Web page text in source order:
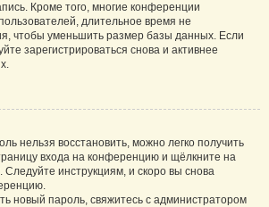
Кроме того, многие конференции
длительное время не
чтобы уменьшить размер базы данных. Если
зарегистрироваться снова и активнее
нельзя восстановить, можно легко получить
входа на конференцию и щёлкните на
. Следуйте инструкциям, и скоро вы снова
новый пароль, свяжитесь с администратором